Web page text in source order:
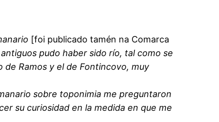
[foi publicado tamén na Comarca
pudo haber sido río, tal como se
Ramos y el de Fontincovo, muy
sobre toponimia me preguntaron
su curiosidad en la medida en que me